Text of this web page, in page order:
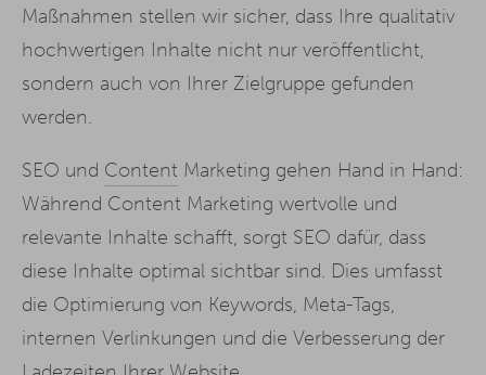
Maßnahmen stellen wir sicher, dass Ihre qualitativ
hochwertigen Inhalte nicht nur veröffentlicht,
sondern auch von Ihrer Zielgruppe gefunden
werden.
SEO und Content Marketing gehen Hand in Hand:
Während Content Marketing wertvolle und
relevante Inhalte schafft, sorgt SEO dafür, dass
diese Inhalte optimal sichtbar sind. Dies umfasst
die Optimierung von Keywords, Meta-Tags,
internen Verlinkungen und die Verbesserung der